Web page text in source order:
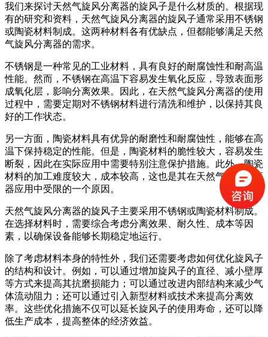
我们来探讨天然气旋风分离器的旋风子是什么材质的。根据现
有的研究和资料，天然气旋风分离器的旋风子通常采用不锈钢
或陶瓷材料制成。这两种材料各有优缺点，但都能够满足天然
气旋风分离器的需求。
不锈钢是一种常见的工业材料，具有良好的耐腐蚀性和耐高温
性能。然而，不锈钢在高温下容易发生氧化反应，导致表面形
成氧化层，影响分离效果。因此，在天然气旋风分离器的使用
过程中，需要定期对不锈钢材料进行清洗和维护，以保持其良
好的工作状态。
另一方面，陶瓷材料具有优异的耐磨性和耐腐蚀性，能够在高
温下保持稳定的性能。但是，陶瓷材料的脆性较大，容易发生
断裂，因此在实际应用中需要特别注意保护措施。此外，陶瓷
材料的加工难度较大，成本较高，这也是其在天然气旋风分离
器应用中受限的一个原因。
天然气旋风分离器的旋风子主要采用不锈钢或陶瓷材料制成。
在选择材料时，需要综合考虑分离效果、耐久性、成本等因
素，以确保设备能够长期稳定地运行。
除了考虑材料本身的特性外，我们还需要考虑如何优化旋风子
的结构和设计。例如，可以通过增加旋风子的直径、减小壁厚
等方式来提高其抗磨损能力；可以通过改进内部结构来减少气
体流动阻力；还可以通过引入新型材料或技术来提高分离效
率。这些优化措施不仅可以延长旋风子的使用寿命，还可以降
低生产成本，提高整体的经济效益。